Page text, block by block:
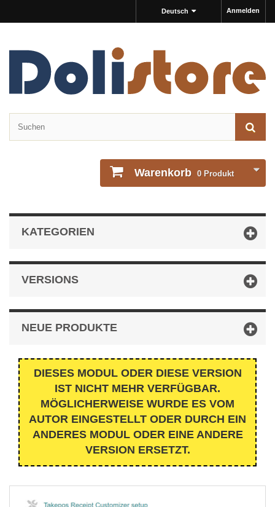
Anmelden
Deutsch
Warenkorb 0 Produkt
KATEGORIEN
VERSIONS
NEUE PRODUKTE
DIESES MODUL ODER DIESE VERSION
IST NICHT MEHR VERFÜGBAR.
MÖGLICHERWEISE WURDE ES VOM
AUTOR EINGESTELLT ODER DURCH EIN
ANDERES MODUL ODER EINE ANDERE
VERSION ERSETZT.